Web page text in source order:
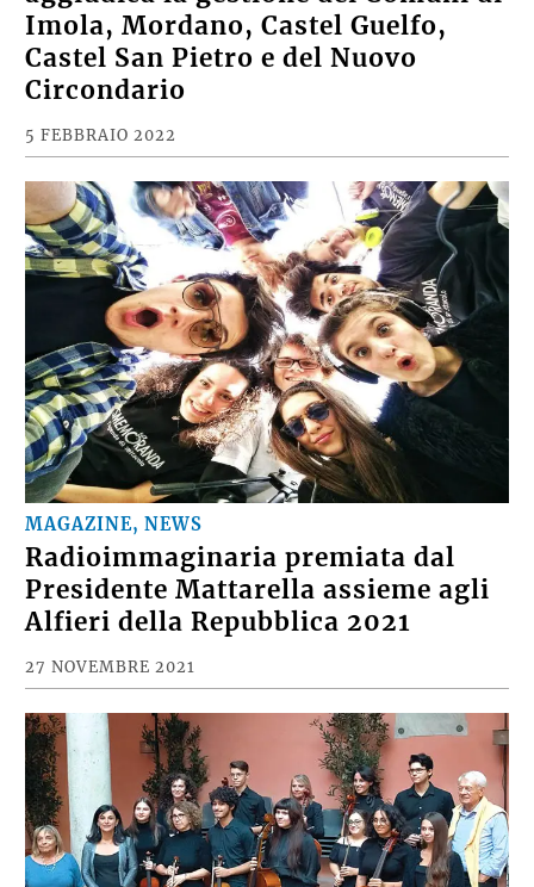
Imola, Mordano, Castel Guelfo,
Castel San Pietro e del Nuovo
Circondario
5 FEBBRAIO 2022
MAGAZINE, NEWS
Radioimmaginaria premiata dal
Presidente Mattarella assieme agli
Alfieri della Repubblica 2021
27 NOVEMBRE 2021